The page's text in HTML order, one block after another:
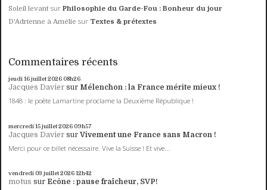
Soleil levant surPhilosophie du Garde-Fou : Bonheur du jour
D'Adrienne à Amélie sur Textes & prétextes
Commentaires récents
jeudi 16juillet 2026 08h26
Jacques Davier sur Mélenchon : la France mérite mieux !
1848 : le poète Lamartine proclame la Deuxième République !
mercredi 15juillet 2026 09h57
Jacques Davier surVivement une France sans Macron !
Merci pour ce billet nécessaire. Vive la Suisse ! Et vive...
vendredi 03 juillet 202612h42
motus sur Ecône : pause fraîcheur, SVP!